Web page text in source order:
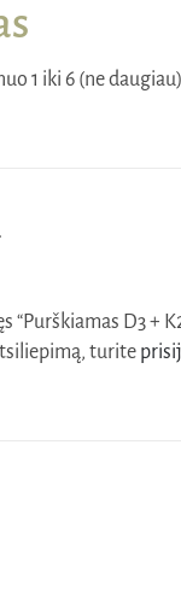
1 iki 6 (ne
“Purškiamas D3 +
turite